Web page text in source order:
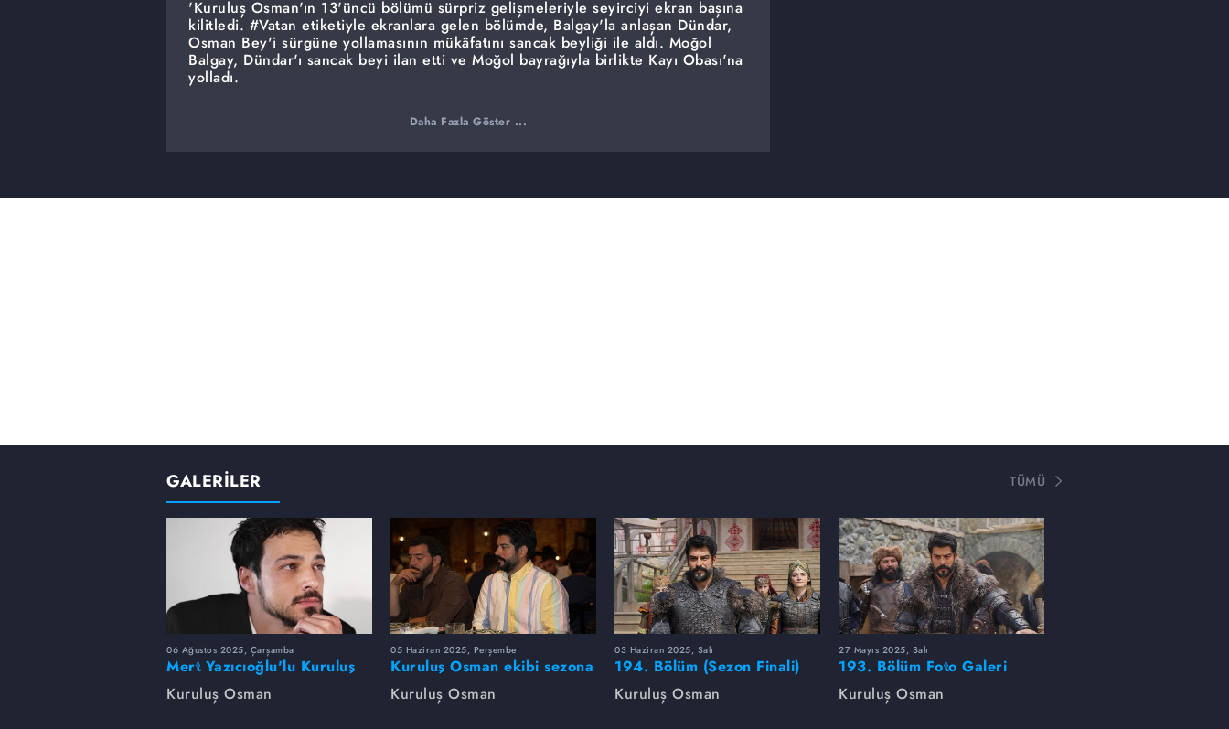
'Kuruluş Osman'ın 13'üncü bölümü sürpriz gelişmeleriyle seyirciyi ekran başına
kilitledi. #Vatan etiketiyle ekranlara gelen bölümde, Balgay'la anlaşan Dündar,
Osman Bey'i sürgüne yollamasının mükâfatını sancak beyliği ile aldı. Moğol
Balgay, Dündar'ı sancak beyi ilan etti ve Moğol bayrağıyla birlikte Kayı Obası'na
yolladı.
Daha Fazla Göster ...
GALERİLER TÜMÜ
06 Ağustos 2025, Çarşamba
Mert Yazıcıoğlu'lu Kuruluş
dizisinin oyuncu kadrosunda
kimler var?
Kuruluş Osman
05 Haziran 2025, Perşembe
Kuruluş Osman ekibi sezona
birlikte veda etti
Kuruluş Osman
03 Haziran 2025, Salı
194. Bölüm (Sezon Finali)
Foto Galeri
Kuruluş Osman
27 Mayıs 2025, Salı
193. Bölüm Foto Galeri
Kuruluş Osman